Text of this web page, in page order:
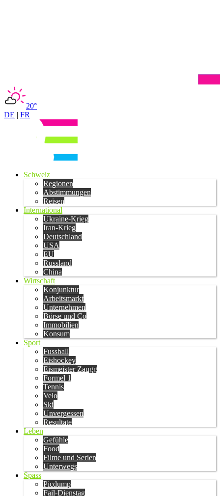
20°
DE | FR
Schweiz
Regionen
Abstimmungen
Reisen
International
Ukraine-Krieg
Iran-Krieg
Deutschland
USA
EU
Russland
China
Wirtschaft
Konjunktur
Arbeitsmarkt
Unternehmen
Börse und Co
Immobilien
Konsum
Sport
Fussball
Eishockey
Eismeister Zaugg
Formel 1
Tennis
Velo
Ski
Unvergessen
Resultate
Leben
Gefühle
Food
Filme und Serien
Unterwegs
Spass
Picdump
Fail-Dienstag